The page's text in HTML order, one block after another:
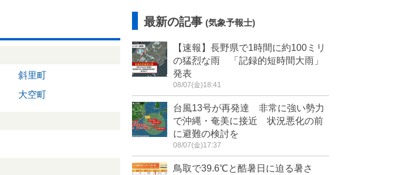
斜里町
大空町
最新の記事 (気象予報士)
【速報】長野県で1時間に約100ミリ
の猛烈な雨 「記録的短時間大雨」
発表
08/07(金)18:41
台風13号が再発達 非常に強い勢力
で沖縄・奄美に接近 状況悪化の前
に避難の検討を
08/07(金)17:37
鳥取で39.6℃と酷暑日に迫る暑さ